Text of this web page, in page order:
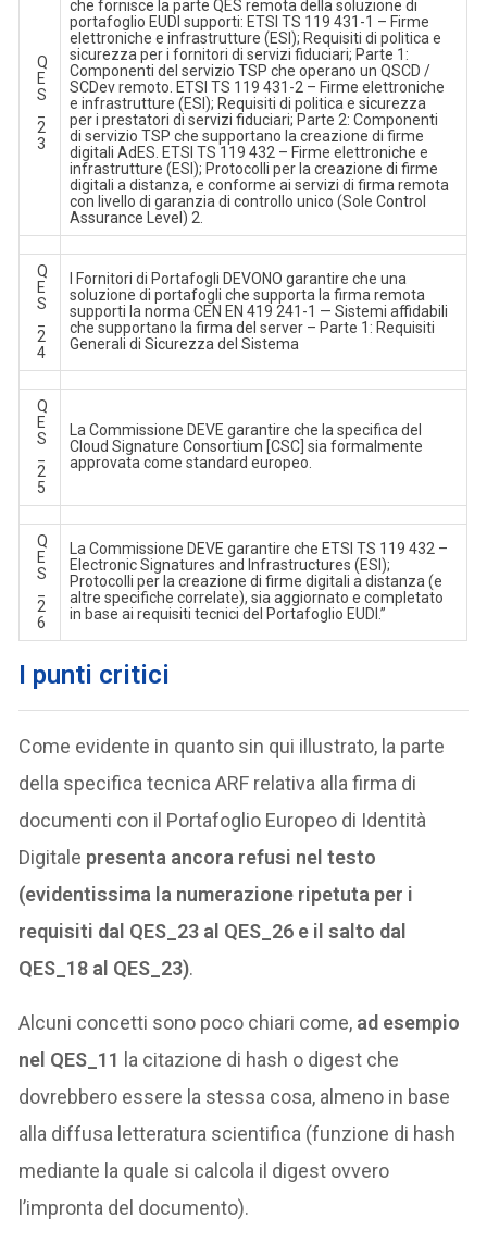
Q
E
S
2
3
che fornisce la parte QES remota della soluzione di
portafoglio EUDI supporti: ETSI TS 119 431-1 – Firme
elettroniche e infrastrutture (ESI); Requisiti di politica e
sicurezza per i fornitori di servizi fiduciari; Parte 1:
Componenti del servizio TSP che operano un QSCD /
SCDev remoto. ETSI TS 119 431-2 – Firme elettroniche
e infrastrutture (ESI); Requisiti di politica e sicurezza
per i prestatori di servizi fiduciari; Parte 2: Componenti
di servizio TSP che supportano la creazione di firme
digitali AdES. ETSI TS 119 432 – Firme elettroniche e
infrastrutture (ESI); Protocolli per la creazione di firme
digitali a distanza, e conforme ai servizi di firma remota
con livello di garanzia di controllo unico (Sole Control
Assurance Level) 2.
Q
E
S
2
4
I Fornitori di Portafogli DEVONO garantire che una
soluzione di portafogli che supporta la firma remota
supporti la norma CEN EN 419 241-1 — Sistemi affidabili
che supportano la firma del server – Parte 1: Requisiti
Generali di Sicurezza del Sistema
Q
E
S
2
5
La Commissione DEVE garantire che la specifica del
Cloud Signature Consortium [CSC] sia formalmente
approvata come standard europeo.
Q
E
S
2
6
La Commissione DEVE garantire che ETSI TS 119 432 –
Electronic Signatures and Infrastructures (ESI);
Protocolli per la creazione di firme digitali a distanza (e
altre specifiche correlate), sia aggiornato e completato
in base ai requisiti tecnici del Portafoglio EUDI.”
I punti critici
Come evidente in quanto sin qui illustrato, la parte
della specifica tecnica ARF relativa alla firma di
documenti con il Portafoglio Europeo di Identità
Digitale presenta ancora refusi nel testo
(evidentissima la numerazione ripetuta per i
requisiti dal QES_23 al QES_26 e il salto dal
QES_18 al QES_23).
Alcuni concetti sono poco chiari come, ad esempio
nel QES_11 la citazione di hash o digest che
dovrebbero essere la stessa cosa, almeno in base
alla diffusa letteratura scientifica (funzione di hash
mediante la quale si calcola il digest ovvero
l’impronta del documento).